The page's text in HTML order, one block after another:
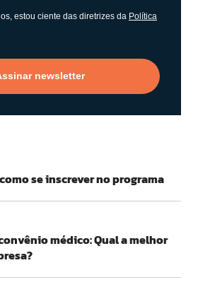
estou ciente das diretrizes da Política
newsletter
como se inscrever no programa
médico: Qual a melhor